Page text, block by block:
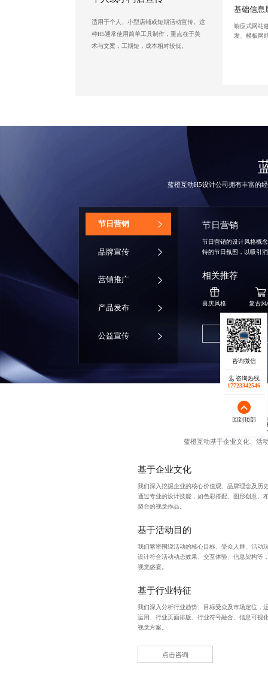
适用于个人、小型店铺或短期活动宣传。这
种H5通常使用简单工具制作，重点在于美
术与文案，工期短，成本相对较低。
基础信息
响应式网站
发、模板网
蓝橙互动H5设计公司拥有丰富的
‌节日营销
品牌宣传
营销推广
产品发布
公益宣传
节日营销
节日营销的设计风格概
特的节日氛围，以吸引
相关推荐
喜庆风格 复古风
获取同款方案
蓝橙互动基于企业文化、活
基于企业文化
我们深入挖掘企业的核心价值观、品牌理念及历
通过专业的设计技能，如色彩搭配、图形创意、
契合的视觉作品。
基于活动目的
我们紧密围绕活动的核心目标、受众人群、活动
设计符合活动动态效果、交互体验、信息架构等
视觉盛宴。
基于行业特征
我们深入分析行业趋势、目标受众及市场定位，
运用、行业页面排版、行业符号融合、信息可视
视觉方案。
点击咨询
咨询热线
17723342546
回到顶部